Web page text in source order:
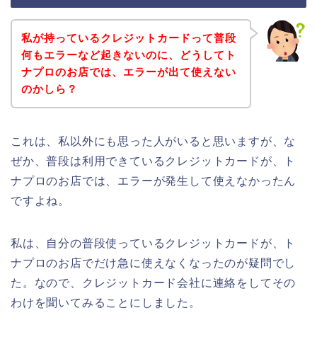
私が持っているクレジットカードって普段
何もエラーなど起きないのに、どうしてト
ナプロのお店では、エラーが出て使えない
のかしら？
これは、私以外にも思った人がいると思いますが、な
ぜか、普段は利用できているクレジットカードが、ト
ナプロのお店では、エラーが発生して使えなかったん
ですよね。
私は、自分の普段使っているクレジットカードが、ト
ナプロのお店でだけ急に使えなくなったのが疑問でし
た。なので、クレジットカード会社に連絡をしてその
わけを聞いてみることにしました。